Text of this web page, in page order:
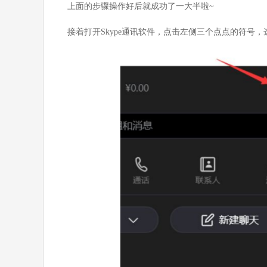
上面的步骤操作好后就成功了一大半啦~
接着打开Skype通讯软件，点击左侧三个点点的符号，